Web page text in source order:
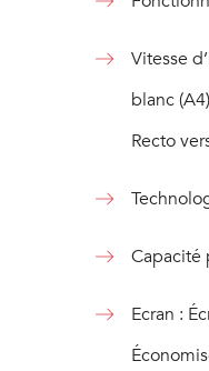
Vitesse
blanc
Recto
Capacité
Ecran :